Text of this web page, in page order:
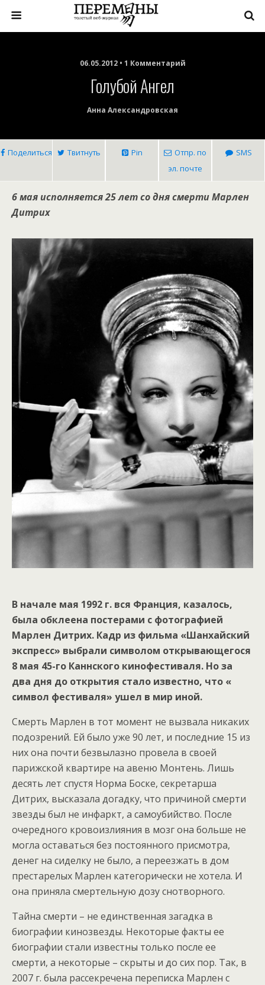
06.05.2012 • 1 Комментарий
Голубой Ангел
Анна Александровская
Поделиться Твитнуть Pin
Отпр. по
эл. почте
SMS
6 мая исполняется 25 лет со дня смерти Марлен
Дитрих
В начале мая 1992 г. вся Франция, казалось,
была обклеена постерами с фотографией
Марлен Дитрих. Кадр из фильма «Шанхайский
экспресс» выбрали символом открывающегося
8 мая 45-го Каннского кинофестиваля. Но за
два дня до открытия стало известно, что «
символ фестиваля» ушел в мир иной.
Смерть Марлен в тот момент не вызвала никаких
подозрений. Ей было уже 90 лет, и последние 15 из
них она почти безвылазно провела в своей
парижской квартире на авеню Монтень. Лишь
десять лет спустя Норма Боске, секретарша
Дитрих, высказала догадку, что причиной смерти
звезды был не инфаркт, а самоубийство. После
очередного кровоизлияния в мозг она больше не
могла оставаться без постоянного присмотра,
денег на сиделку не было, а переезжать в дом
престарелых Марлен категорически не хотела. И
она приняла смертельную дозу снотворного.
Тайна смерти – не единственная загадка в
биографии кинозвезды. Некоторые факты ее
биографии стали известны только после ее
смерти, а некоторые – скрыты и до сих пор. Так, в
2007 г. была рассекречена переписка Марлен с